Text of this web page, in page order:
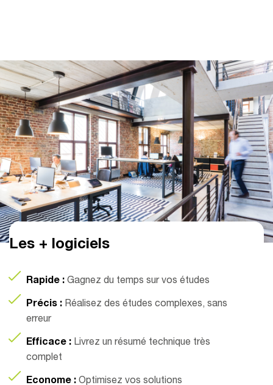
Les + logiciels
Rapide : Gagnez du temps sur vos études
Précis : Réalisez des études complexes, sans
erreur
Efficace : Livrez un résumé technique très
complet
Econome : Optimisez vos solutions